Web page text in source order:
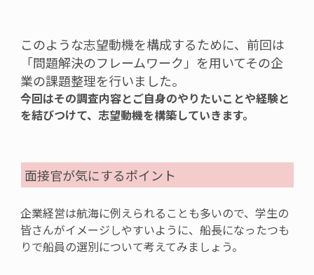
このような志望動機を構成するために、前回は
「問題解決のフレームワーク」を用いてその企
業の課題整理を行いました。
今回はその調査内容とご自身のやりたいことや経験と
を結びつけて、志望動機を構築していきます。
面接官が気にするポイント
企業経営は航海に例えられることも多いので、学生の
皆さんがイメージしやすいように、船長になったつも
りで船員の選別について考えてみましょう。